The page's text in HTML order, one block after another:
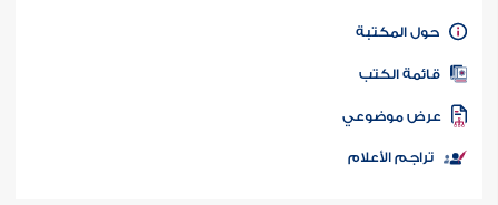
كتاب الأمة
المكتبة
الكتب
موضوعي